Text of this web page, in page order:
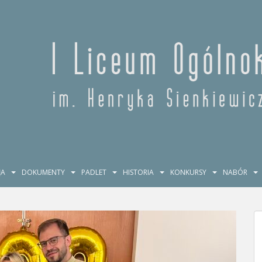
DOKUMENTY PADLET HISTORIA KONKURSY NABÓR